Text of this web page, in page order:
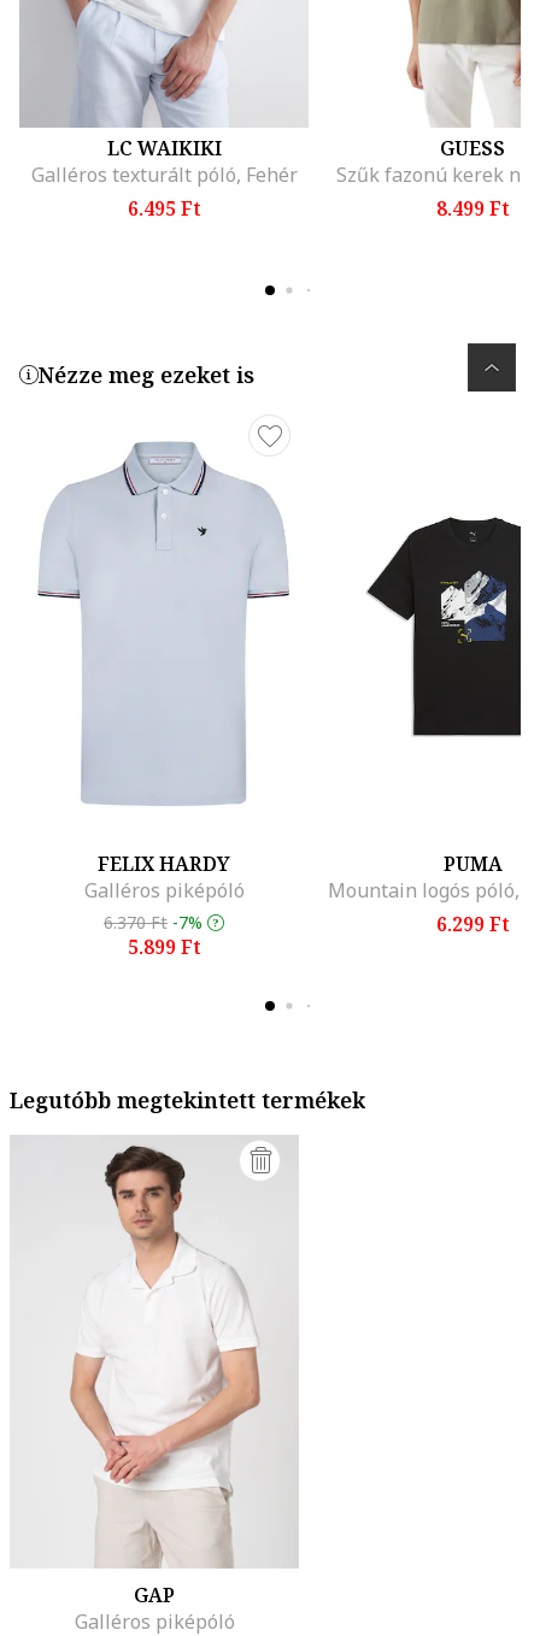
LC WAIKIKI
Galléros texturált póló, Fehér
6.495 Ft
GUESS
Szűk fazonú kerek
8.499 Ft
Nézze meg ezeket is
FELIX HARDY
Galléros piképóló
6.370 Ft -7%
5.899 Ft
PUMA
6.299 Ft
Legutóbb megtekintett termékek
GAP
Galléros piképóló